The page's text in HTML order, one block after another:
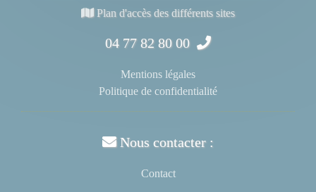
Plan d'accès des différents sites
04 77 82 80 00
Mentions légales
Politique de confidentialité
Nous contacter :
Contact